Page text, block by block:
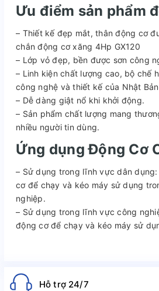
Ưu điểm sản phẩm
– Thiết kế đẹp mắt, thân động cơ
chắn động cơ xăng 4Hp GX120
– Lớp vỏ đẹp, bền được sơn công
– Linh kiện chất lượng cao, bộ chế
công nghệ và thiết kế của Nhật
– Dễ dàng giật nổ khi khởi động.
– Sản phẩm chất lượng mang
nhiều người tin dùng.
Ứng dụng Động Cơ
– Sử dụng trong lĩnh vực dân
cơ để chạy và kéo máy sử dụng
nghiệp.
– Sử dụng trong lĩnh vực công
động cơ để chạy và kéo máy sử
Hỗ trợ 24/7